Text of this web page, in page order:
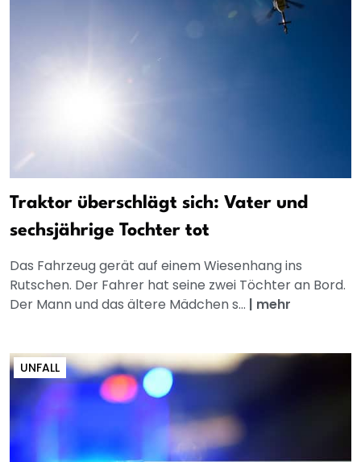
Traktor überschlägt sich: Vater und
sechsjährige Tochter tot
Das Fahrzeug gerät auf einem Wiesenhang ins
Rutschen. Der Fahrer hat seine zwei Töchter an Bord.
Der Mann und das ältere Mädchen s... | mehr
UNFALL